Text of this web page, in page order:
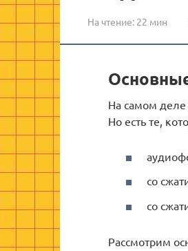
На чтение: 22 мин
На самом
Но есть те,
со
со
Рассмотрим